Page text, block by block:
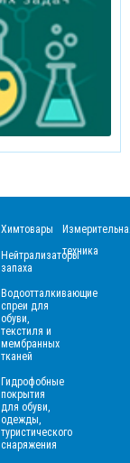
Химтовары
Нейтрализаторы
запаха
Водоотталкивающие
спреи для
обуви,
текстиля и
мембранных
тканей
Гидрофобные
покрытия
для обуви,
одежды,
туристического
снаряжения
техника